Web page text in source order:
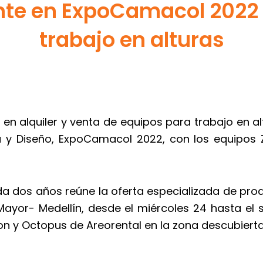
en ExpoCamacol
trabajo en alturas
alquiler y venta de equipos para trabajo en
Diseño, ExpoCamacol 2022, con los
dos años reúne la oferta especializada de
Medellín, desde el miércoles 24 hasta
y Octopus de Areorental en la zona